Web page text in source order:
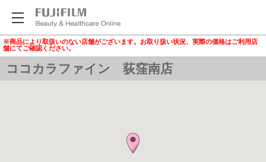
※商品により取扱いのない店舗がございます。お取り扱い状況、実際の価格はご利用店
舗にてご確認ください。
ココカラファイン 荻窪南店